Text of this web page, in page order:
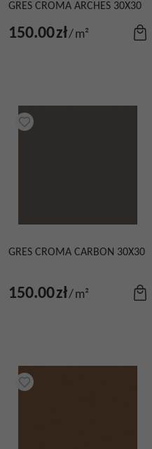
GRES CROMA ARCHES 30X30
150.00zł/m²
GRES CROMA CARBON 30X30
150.00zł/m²